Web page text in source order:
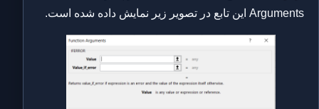
Arguments این تابع در تصویر زیر نمایش داده شده است.